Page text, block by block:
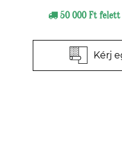
50 000 Ft felett
Kérj